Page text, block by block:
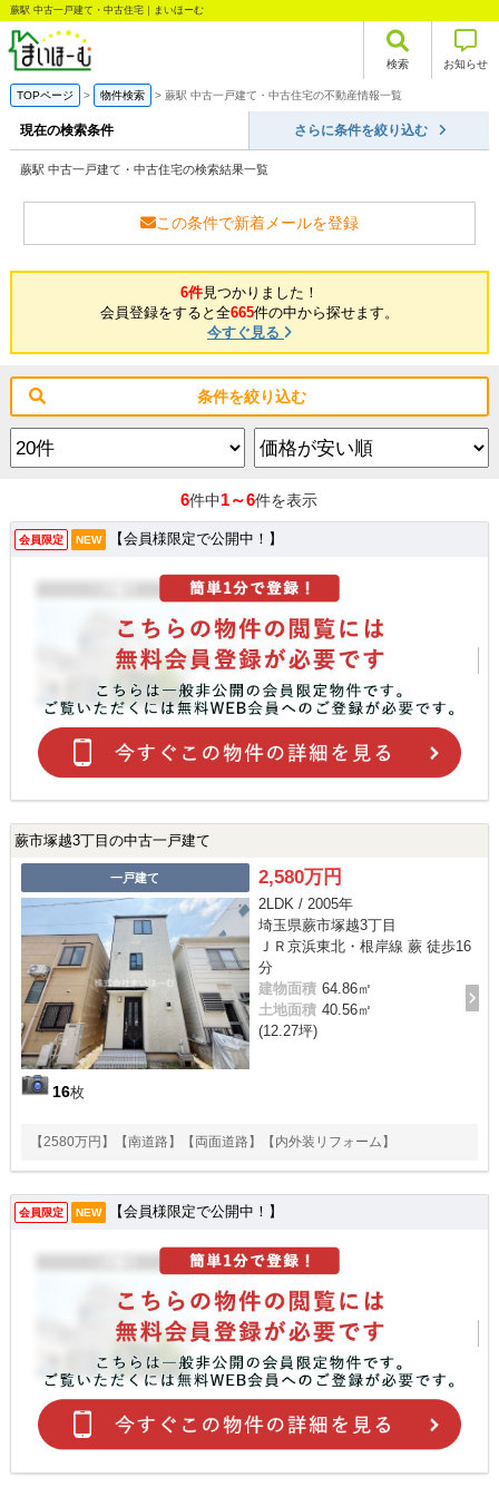
蕨駅 中古一戸建て・中古住宅｜まいほーむ
検索 お知らせ
TOPページ 物件検索 蕨駅 中古一戸建て・中古住宅の不動産情報一覧
現在の検索条件 さらに条件を絞り込む
蕨駅 中古一戸建て・中古住宅の検索結果一覧
この条件で新着メールを登録
6件見つかりました！
会員登録をすると全665件の中から探せます。
今すぐ見る
条件を絞り込む
6件中1～6件を表示
会員限定 NEW 【会員様限定で公開中！】
蕨市塚越3丁目の中古一戸建て
一戸建て
16枚
2,580万円
2LDK / 2005年
埼玉県蕨市塚越3丁目
ＪＲ京浜東北・根岸線 蕨 徒歩16
分
建物面積 64.86㎡
土地面積 40.56㎡
(12.27坪)
【2580万円】【南道路】【両面道路】【内外装リフォーム】
会員限定 NEW 【会員様限定で公開中！】